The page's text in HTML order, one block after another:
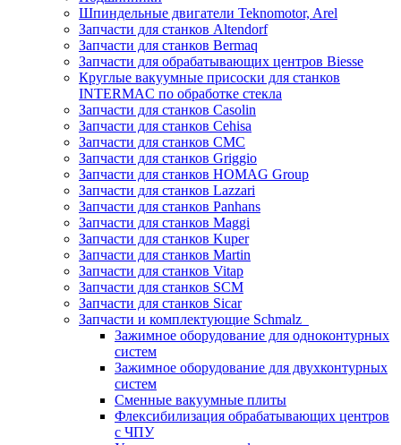
Шпиндельные двигатели Teknomotor, Arel
Запчасти для станков Altendorf
Запчасти для станков Bermaq
Запчасти для обрабатывающих центров Biesse
Круглые вакуумные присоски для станков
INTERMAC по обработке стекла
Запчасти для станков Casolin
Запчасти для станков Cehisa
Запчасти для станков CMC
Запчасти для станков Griggio
Запчасти для станков HOMAG Group
Запчасти для станков Lazzari
Запчасти для станков Panhans
Запчасти для станков Maggi
Запчасти для станков Kuper
Запчасти для станков Martin
Запчасти для станков Vitap
Запчасти для станков SCM
Запчасти для станков Sicar
Запчасти и комплектующие Schmalz
Зажимное оборудование для одноконтурных
систем
Зажимное оборудование для двухконтурных
систем
Сменные вакуумные плиты
Флексибилизация обрабатывающих центров
с ЧПУ